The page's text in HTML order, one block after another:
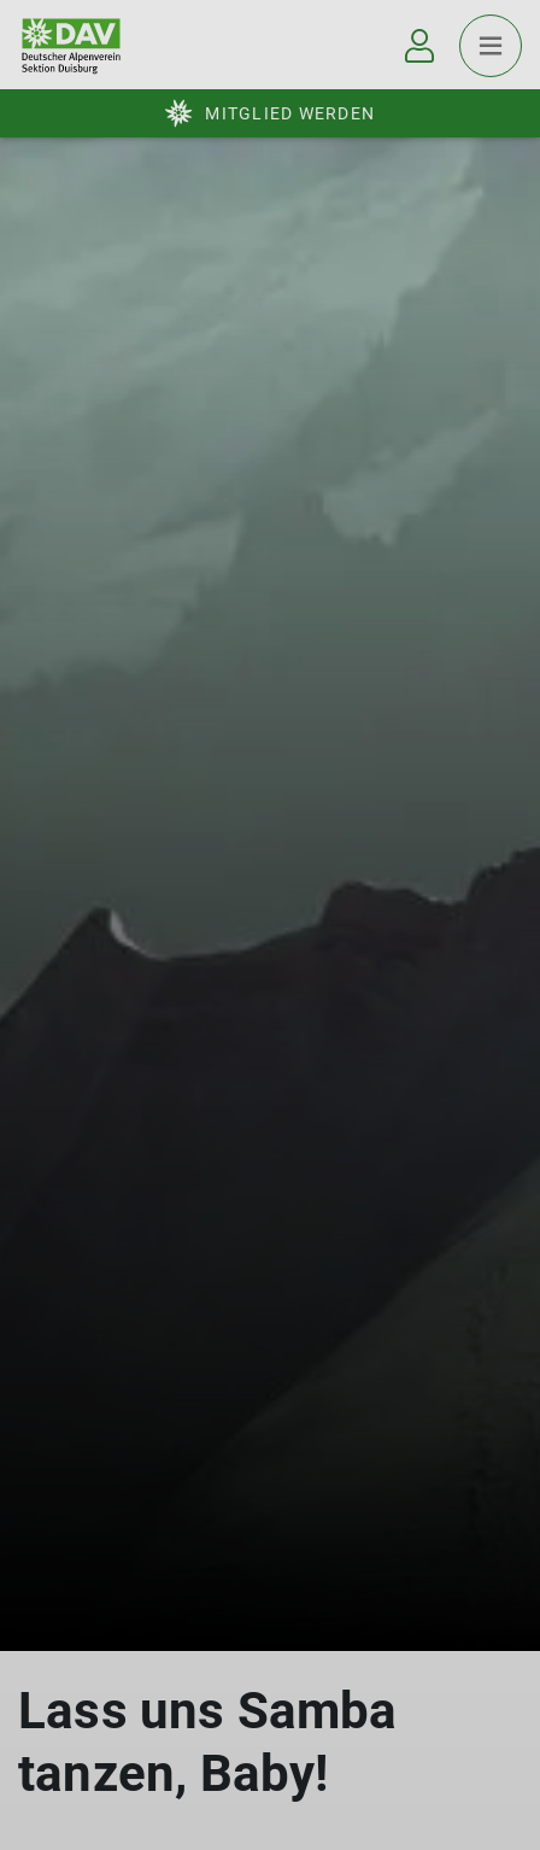
MITGLIED WERDEN
Lass uns Samba
tanzen, Baby!